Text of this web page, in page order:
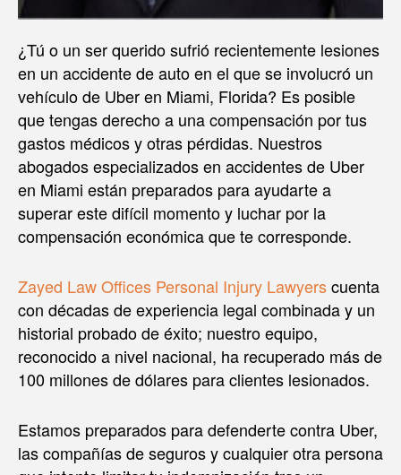
¿Tú o un ser querido sufrió recientemente lesiones
en un accidente de auto en el que se involucró un
vehículo de Uber en Miami, Florida? Es posible
que tengas derecho a una compensación por tus
gastos médicos y otras pérdidas. Nuestros
abogados especializados en accidentes de Uber
en Miami están preparados para ayudarte a
superar este difícil momento y luchar por la
compensación económica que te corresponde.
Zayed Law Offices Personal Injury Lawyerscuenta
con décadas de experiencia legal combinada y un
historial probado de éxito; nuestro equipo,
reconocido a nivel nacional, ha recuperado más de
100 millones de dólares para clientes lesionados.
Estamos preparados para defenderte contra Uber,
las compañías de seguros y cualquier otra persona